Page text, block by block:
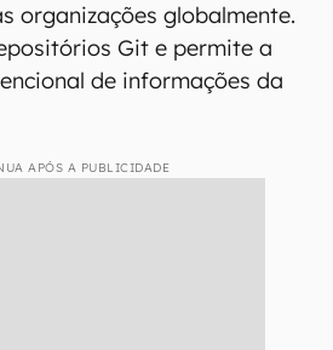
organizações globalmente.
Git e permite a
de informações da
APÓS A PUBLICIDADE